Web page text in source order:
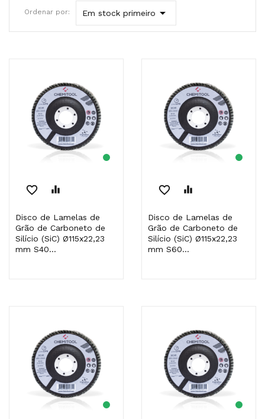
Ordenar por: Em stock primeiro 
favorite_border equalizer
Disco de Lamelas de
Grão de Carboneto de
Silício (SiC) Ø115x22,23
mm S40...
favorite_border equalizer
Disco de Lamelas de
Grão de Carboneto de
Silício (SiC) Ø115x22,23
mm S60...